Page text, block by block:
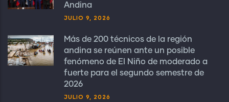
Andina
JULIO 9, 2026
Más de 200 técnicos de la región
andina se reúnen ante un posible
fenómeno de El Niño de moderado a
fuerte para el segundo semestre de
2026
JULIO 9, 2026